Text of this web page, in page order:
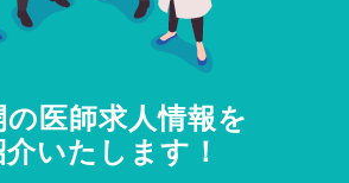
の医師求人情報を
いたします！